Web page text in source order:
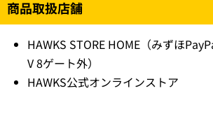
商品取扱店舗
HAWKS STORE HOME（みずほ
V 8ゲート外）
HAWKS公式オンラインストア